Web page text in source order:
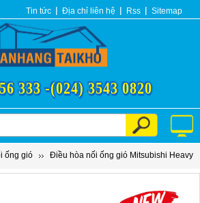
Tin tức Địa chỉ liên hệ Rss Sitemap
333 -(024) 3543 0820
ống gió Điều hòa nối ống gió Mitsubishi Heavy